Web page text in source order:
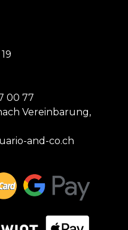
00 77
Vereinbarung,
and-co.ch